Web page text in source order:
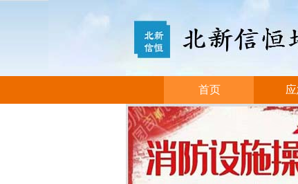
首页